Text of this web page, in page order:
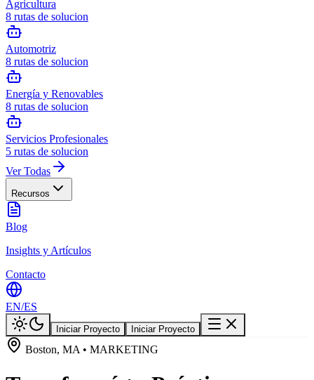
Agricultura
8 rutas de solucion
Automotriz
8 rutas de solucion
Energía y Renovables
8 rutas de solucion
Servicios Profesionales
5 rutas de solucion
Ver Todas
Recursos
Blog
Insights y Artículos
Contacto
EN/ES
Iniciar Proyecto Iniciar Proyecto
Boston, MA • MARKETING